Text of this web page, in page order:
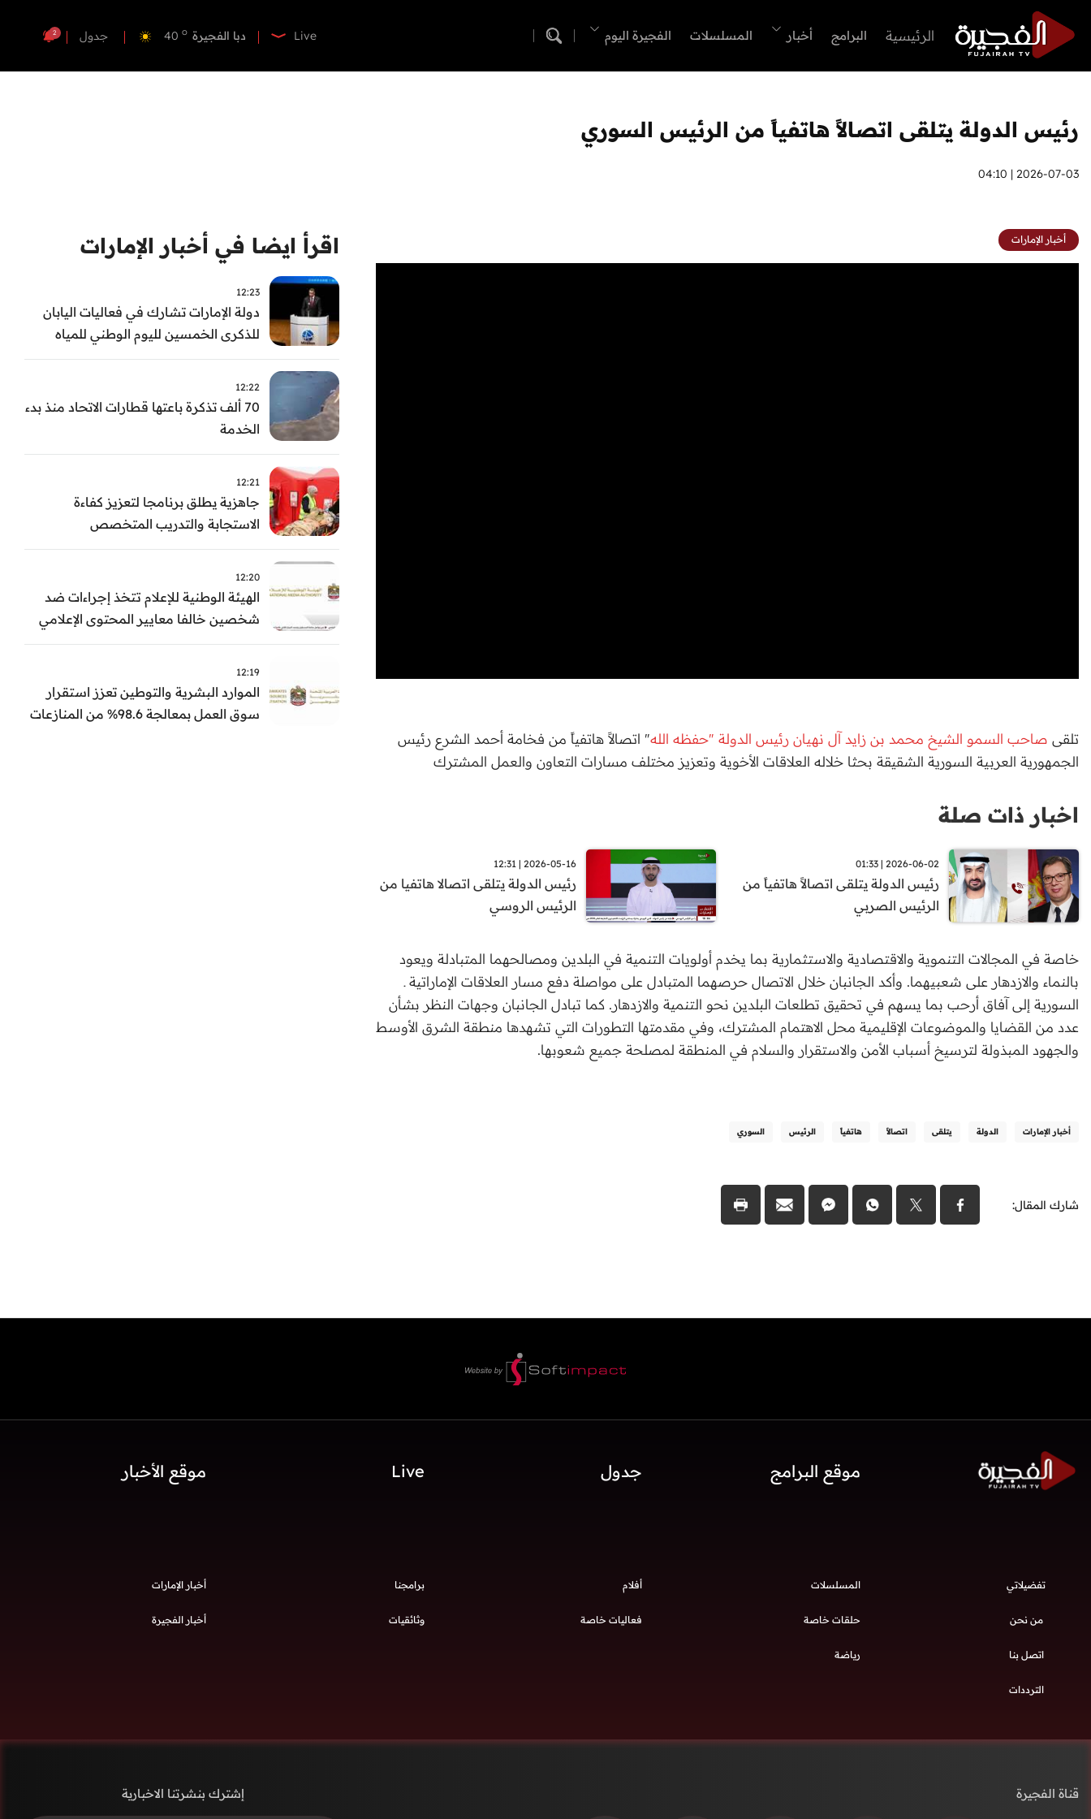
الرئيسية البرامج أخبار المسلسلات الفجيرة اليوم Live دبا الفجيرة 40 o جدول 2
رئيس الدولة يتلقى اتصالاً هاتفياً من الرئيس السوري
2026-07-03 | 04:10
أخبار الإمارات
تلقى صاحب السمو الشيخ محمد بن زايد آل نهيان رئيس الدولة "حفظه الله" اتصالاً هاتفياً من فخامة أحمد الشرع رئيس
الجمهورية العربية السورية الشقيقة بحثا خلاله العلاقات الأخوية وتعزيز مختلف مسارات التعاون والعمل المشترك
اخبار ذات صلة
2026-06-02 | 01:33
رئيس الدولة يتلقى اتصالاً هاتفياً من
الرئيس الصربي
2026-05-16 | 12:31
رئيس الدولة يتلقى اتصالا هاتفيا من
الرئيس الروسي
خاصة في المجالات التنموية والاقتصادية والاستثمارية بما يخدم أولويات التنمية في البلدين ومصالحهما المتبادلة ويعود
بالنماء والازدهار على شعبيهما. وأكد الجانبان خلال الاتصال حرصهما المتبادل على مواصلة دفع مسار العلاقات الإماراتية ـ
السورية إلى آفاق أرحب بما يسهم في تحقيق تطلعات البلدين نحو التنمية والازدهار. كما تبادل الجانبان وجهات النظر بشأن
عدد من القضايا والموضوعات الإقليمية محل الاهتمام المشترك، وفي مقدمتها التطورات التي تشهدها منطقة الشرق الأوسط
والجهود المبذولة لترسيخ أسباب الأمن والاستقرار والسلام في المنطقة لمصلحة جميع شعوبها.
أخبار الإمارات الدولة يتلقى اتصالاً هاتفياً الرئيس السوري
شارك المقال:
اقرأ ايضا في أخبار الإمارات
12:23
دولة الإمارات تشارك في فعاليات اليابان
للذكرى الخمسين لليوم الوطني للمياه
وأسبوع المياه
12:22
70 ألف تذكرة باعتها قطارات الاتحاد منذ بدء
الخدمة
12:21
جاهزية يطلق برنامجا لتعزيز كفاءة
الاستجابة والتدريب المتخصص
12:20
الهيئة الوطنية للإعلام تتخذ إجراءات ضد
شخصين خالفا معايير المحتوى الإعلامي
12:19
الموارد البشرية والتوطين تعزز استقرار
سوق العمل بمعالجة 98.6% من المنازعات
موقع البرامج جدول Live موقع الأخبار
تفضيلاتي
من نحن
اتصل بنا
الترددات
المسلسلات أفلام برامجنا
حلقات خاصة فعاليات خاصة وثائقيات
رياضة
أخبار الإمارات
أخبار الفجيرة
قناة الفجيرة إشترك بنشرتنا الاخبارية